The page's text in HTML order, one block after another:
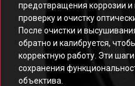
предотвращения коррозии и
проверку и очистку
После очистки и
обратно и калибруется,
корректную работу. Эти
сохранения
объектива.